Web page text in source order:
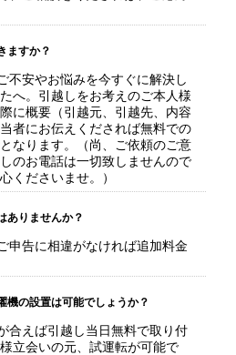
ますか？
不安やお悩みを今すぐに解決し
へ。引越しをお考えのご本人様
に概要（引越元、引越先、内容
者にお伝えくだされば無料での
なります。（尚、ご依頼のご意
のお電話は一切致しませんので
くださいませ。）
ありませんか？
申告に相違がなければ追加料金
機の設置は可能でしょうか？
合えば引越し当日無料で取り付
立会いの元、試運転が可能で